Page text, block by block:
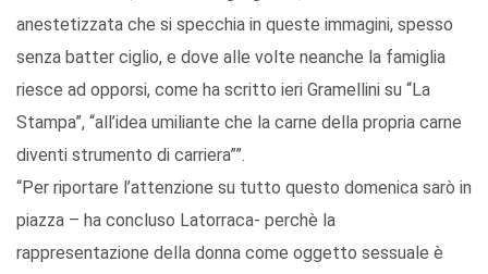
anestetizzata che si specchia in queste immagini, spesso
senza batter ciglio, e dove alle volte neanche la famiglia
riesce ad opporsi, come ha scritto ieri Gramellini su “La
Stampa”, “all’idea umiliante che la carne della propria carne
diventi strumento di carriera””.
“Per riportare l’attenzione su tutto questo domenica sarò in
piazza – ha concluso Latorraca- perchè la
rappresentazione della donna come oggetto sessuale è